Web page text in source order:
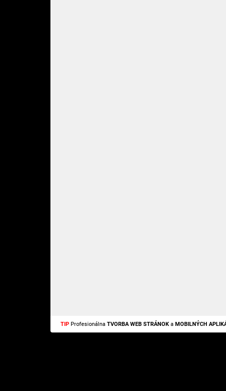
TIP Profesionálna TVORBA WEB STRÁNOK a MOBILNÝCH